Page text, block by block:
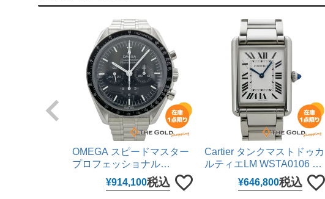
OMEGA スピードマスター
プロフェッショナル
310.30.42.50.01.001 仕上げ
済 手巻き 42mm ステンレス
¥914,100税込
Cartier タンクマストドゥカ
ルティエLM WSTA0106 ラ
ージモデル 25mm クォーツ
腕時計 ユニセックス 男女兼
¥646,800税込